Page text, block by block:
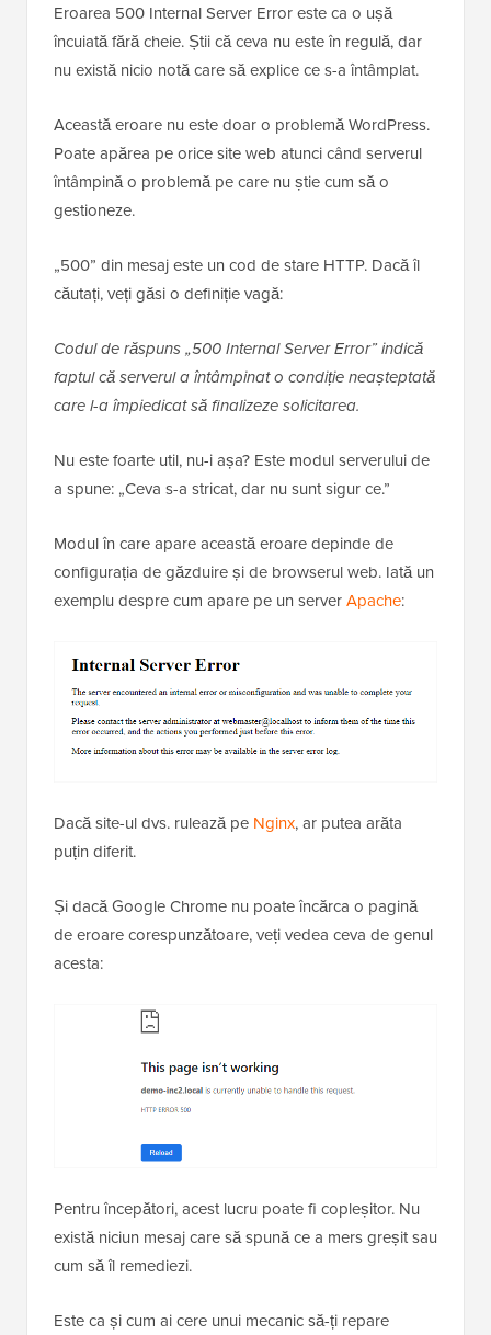
Eroarea 500 Internal Server Error este ca o ușă
încuiată fără cheie. Știi că ceva nu este în regulă, dar
nu există nicio notă care să explice ce s-a întâmplat.
Această eroare nu este doar o problemă WordPress.
Poate apărea pe orice site web atunci când serverul
întâmpină o problemă pe care nu știe cum să o
gestioneze.
„500” din mesaj este un cod de stare HTTP. Dacă îl
căutați, veți găsi o definiție vagă:
Codul de răspuns „500 Internal Server Error” indică
faptul că serverul a întâmpinat o condiție neașteptată
care l-a împiedicat să finalizeze solicitarea.
Nu este foarte util, nu-i așa? Este modul serverului de
a spune: „Ceva s-a stricat, dar nu sunt sigur ce.”
Modul în care apare această eroare depinde de
configurația de găzduire și de browserul web. Iată un
exemplu despre cum apare pe un serverApache:
Dacă site-ul dvs. rulează pe Nginx, ar putea arăta
puțin diferit.
Și dacă Google Chrome nu poate încărca o pagină
de eroare corespunzătoare, veți vedea ceva de genul
acesta:
Pentru începători, acest lucru poate fi copleșitor. Nu
există niciun mesaj care să spună ce a mers greșit sau
cum să îl remediezi.
Este ca și cum ai cere unui mecanic să-ți repare